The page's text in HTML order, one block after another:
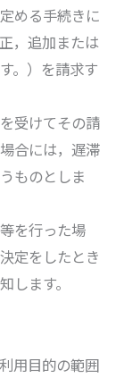
める手続きに
，追加または
。）を請求す
受けてその請
合には，遅滞
ものとしま
を行った場
定をしたとき
します。
用目的の範囲